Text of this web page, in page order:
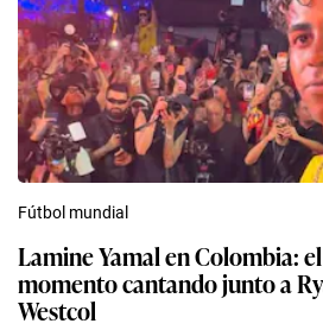
Fútbol mundial
Lamine Yamal en Colombia:
momento cantando junto a
Westcol